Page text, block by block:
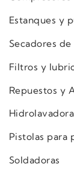
Estanques y
Secadores de
Filtros y
Repuestos y
Pistolas para
Soldadoras